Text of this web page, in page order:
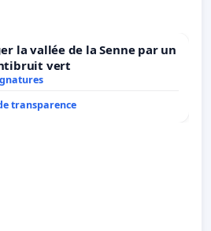
la vallée de la Senne par un
vert
transparence